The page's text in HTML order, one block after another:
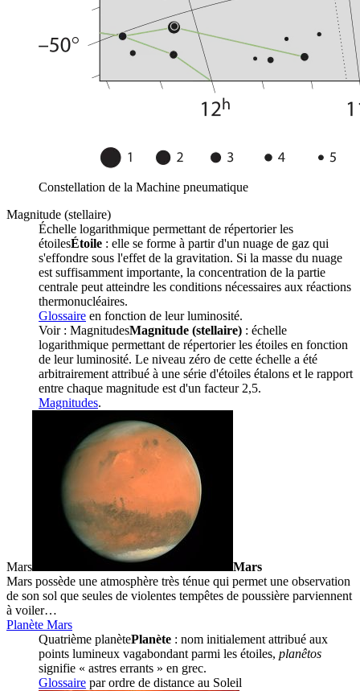
Constellation de la Machine pneumatique
Magnitude (stellaire)
Échelle logarithmique permettant de répertorier les
étoilesÉtoile : elle se forme à partir d'un nuage de gaz qui
s'effondre sous l'effet de la gravitation. Si la masse du nuage
est suffisamment importante, la concentration de la partie
centrale peut atteindre les conditions nécessaires aux réactions
thermonucléaires.
Glossaire en fonction de leur luminosité.
Voir : MagnitudesMagnitude (stellaire) : échelle
logarithmique permettant de répertorier les étoiles en fonction
de leur luminosité. Le niveau zéro de cette échelle a été
arbitrairement attribué à une série d'étoiles étalons et le rapport
entre chaque magnitude est d'un facteur 2,5.
Magnitudes.
Mars
Mars
Mars possède une atmosphère très ténue qui permet une observation
de son sol que seules de violentes tempêtes de poussière parviennent
à voiler…
Planète Mars
Quatrième planètePlanète : nom initialement attribué aux
points lumineux vagabondant parmi les étoiles, planêtos
signifie « astres errants » en grec.
Glossaire par ordre de distance au Soleil